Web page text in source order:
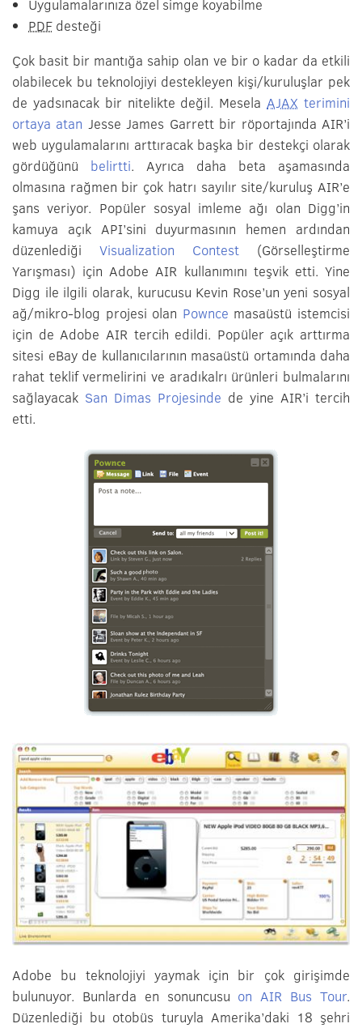
Uygulamalarınıza özel simge koyabilme
PDF desteği
Çok basit bir mantığa sahip olan ve bir o kadar da etkili
olabilecek bu teknolojiyi destekleyen kişi/kuruluşlar pek
de yadsınacak bir nitelikte değil. MeselaAJAX terimini
ortaya atan Jesse James Garrett bir röportajında AIR’i
web uygulamalarını arttıracak başka bir destekçi olarak
gördüğünü belirtti. Ayrıca daha beta aşamasında
olmasına rağmen bir çok hatrı sayılır site/kuruluş AIR’e
şans veriyor. Popüler sosyal imleme ağı olan Digg’in
kamuya açık API’sini duyurmasının hemen ardından
düzenlediği Visualization Contest (Görselleştirme
Yarışması) için Adobe AIR kullanımını teşvik etti. Yine
Digg ile ilgili olarak, kurucusu Kevin Rose’un yeni sosyal
ağ/mikro-blog projesi olan Pownce masaüstü istemcisi
için de Adobe AIR tercih edildi. Popüler açık arttırma
sitesi eBay de kullanıcılarının masaüstü ortamında daha
rahat teklif vermelirini ve aradıkalrı ürünleri bulmalarını
sağlayacak San Dimas Projesinde de yine AIR’i tercih
etti.
Adobe bu teknolojiyi yaymak için bir çok girişimde
bulunuyor. Bunlarda en sonuncusu on AIR Bus Tour.
Düzenlediği bu otobüs turuyla Amerika’daki 18 şehri